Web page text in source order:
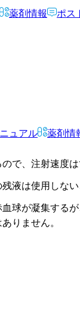
で、注射速度は
液は使用しない
が凝集する
薬剤情報 ポス
ュアル 薬剤情
りません。